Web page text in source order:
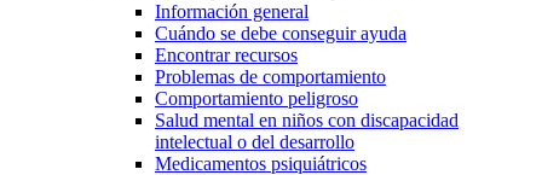
Información general
Cuándo se debe conseguir ayuda
Encontrar recursos
Problemas de comportamiento
Comportamiento peligroso
Salud mental en niños con discapacidad
intelectual o del desarrollo
Medicamentos psiquiátricos